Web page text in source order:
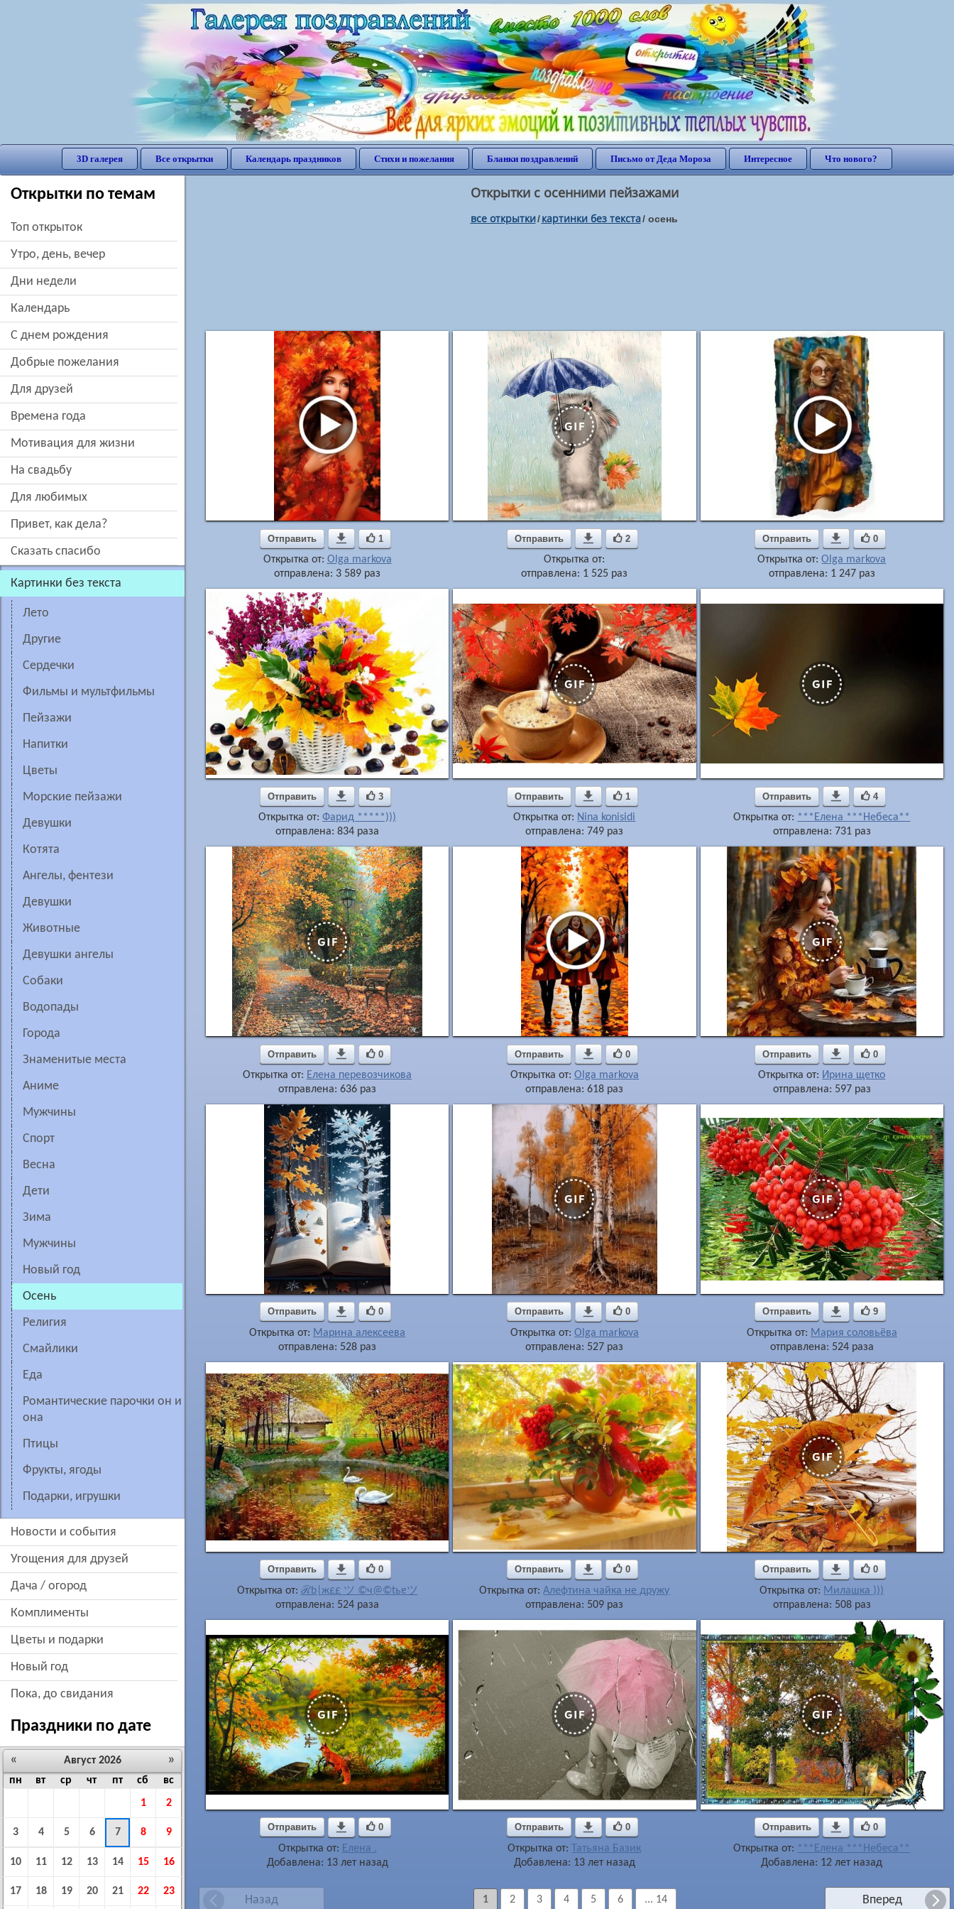
3D галерея Все открытки Календарь праздников Стихи и пожелания Бланки поздравлений Письмо от Деда Мороза Интересное Что нового?
Открытки по темам
Топ открыток
утро, день, вечер
дни недели
Календарь
c днем рождения
добрые пожелания
для друзей
времена года
мотивация для жизни
на свадьбу
для любимых
привет, как дела?
сказать спасибо
картинки без текста
лето
другие
сердечки
фильмы и мультфильмы
пейзажи
напитки
цветы
морские пейзажи
девушки
котята
ангелы, фентези
девушки
животные
девушки ангелы
собаки
водопады
города
знаменитые места
аниме
мужчины
спорт
весна
дети
зима
мужчины
новый год
осень
религия
смайлики
еда
романтические парочки он и
она
птицы
фрукты, ягоды
подарки, игрушки
новости и события
угощения для друзей
дача / огород
комплименты
цветы и подарки
новый год
пока, до свидания
Праздники по дате
« »
Август 2026
пн
вт ср чт пт сб
вс
1
2
3 4 5 6 7 8 9
10 11 12 13 14 15 16
17 18 19 20 21 22 23
Открытки с осенними пейзажами
все открытки/ картинки без текста/ осень
Отправить  1
Открытка от: Olga markova
отправлена: 3 589 раз
Отправить  2
Открытка от:
отправлена: 1 525 раз
Отправить  0
Открытка от:Olga markova
отправлена: 1 247 раз
Отправить  3
Открытка от: Фарид *****)))
отправлена: 834 раза
Отправить  1
Открытка от: Nina konisidi
отправлена: 749 раз
Отправить  4
Открытка от: ***Елена ***Небеса**
отправлена: 731 раз
Отправить  0
Открытка от: Елена перевозчикова
отправлена: 636 раз
Отправить  0
Открытка от: Olga markova
отправлена: 618 раз
Отправить  0
Открытка от: Ирина щетко
отправлена: 597 раз
Отправить  0
Открытка от: Марина алексеева
отправлена: 528 раз
Отправить  0
Открытка от: Olga markova
отправлена: 527 раз
Отправить  9
Открытка от: Мария соловьёва
отправлена: 524 раза
Отправить  0
Открытка от: ℛb|ж££ ツ ©ч@©tьɐツ
отправлена: 524 раза
Отправить  0
Открытка от:Aлeфтинa чaйкa не дружу
отправлена: 509 раз
Отправить  0
Открытка от: Милашка )))
отправлена: 508 раз
Отправить  0
Открытка от: Елена .
Добавлена: 13 лет назад
Отправить  0
Открытка от:
Татьяна Базик
Добавлена: 13 лет назад
Отправить  0
Открытка от: ***Елена ***Небеса**
Добавлена: 12 лет назад
Назад Вперед
1 2 3 4 5 6 ... 14